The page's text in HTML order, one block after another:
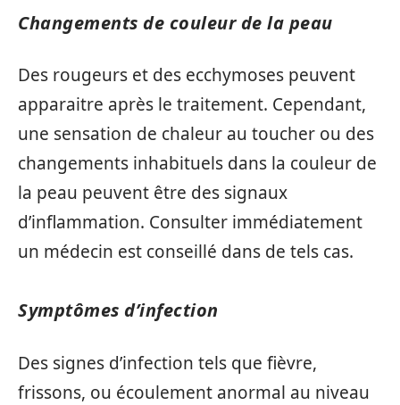
Changements de couleur de la peau
Des rougeurs et des ecchymoses peuvent
apparaitre après le traitement. Cependant,
une sensation de chaleur au toucher ou des
changements inhabituels dans la couleur de
la peau peuvent être des signaux
d’inflammation. Consulter immédiatement
un médecin est conseillé dans de tels cas.
Symptômes d’infection
Des signes d’infection tels que fièvre,
frissons, ou écoulement anormal au niveau